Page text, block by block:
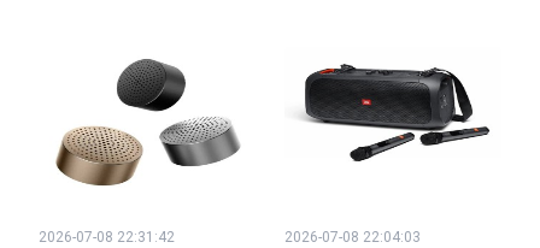
2026-07-08 22:31:42 2026-07-08 22:04:03